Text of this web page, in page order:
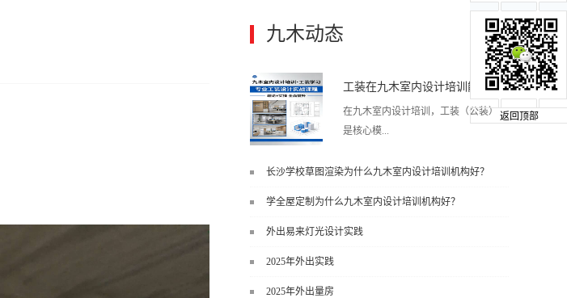
九木动态 更多>>
工装在九木室内设计培训能学到东西吗?
在九木室内设计培训，工装（公装）
是核心模...
直接用于工作的东西，不是泛泛而
谈，而是从规范、软件、材料、施工
长沙学校草图渲染为什么九木室内设计培训机构好？
学全屋定制为什么九木室内设计培训机构好？
外出易来灯光设计实践
2025年外出实践
2025年外出量房
返回顶部